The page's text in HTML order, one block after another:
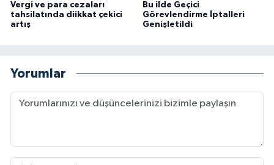
Vergi ve para cezaları
tahsilatında diikkat çekici
artış
Bu ilde Geçici
Görevlendirme İptalleri
Genişletildi
Yorumlar